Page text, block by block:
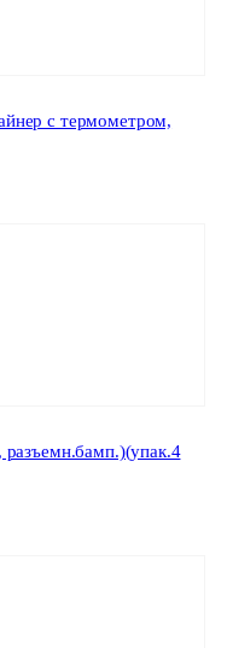
с термометром,
разъемн.бамп.)(упак.4